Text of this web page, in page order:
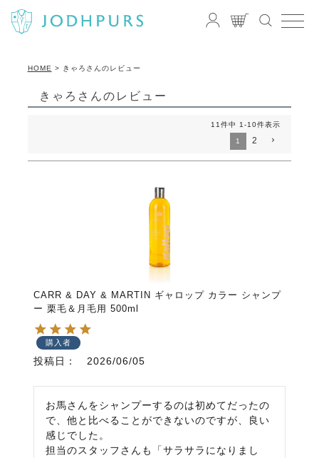
HOME きゃろさんのレビュー
きゃろさんのレビュー
11件中 1-10件表示
1 2
CARR & DAY & MARTIN ギャロップ カラー シャンプ
ー 栗毛＆月毛用 500ml
購入者
投稿日 2026/06/05
お馬さんをシャンプーするのは初めてだったの
で、他と比べることができないのですが、良い
感じでした。
担当のスタッフさんも「サラサラになりまし